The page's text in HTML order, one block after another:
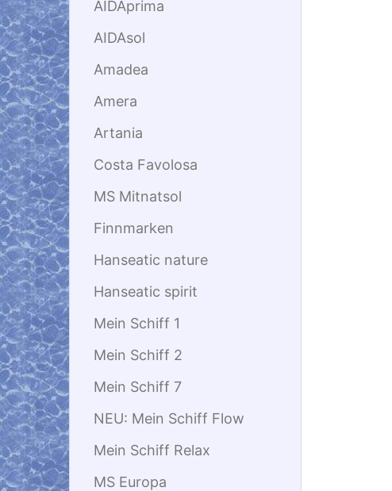
AIDAprima
AIDAsol
Amadea
Amera
Artania
Costa Favolosa
MS Mitnatsol
Finnmarken
Hanseatic nature
Hanseatic spirit
Mein Schiff 1
Mein Schiff 2
Mein Schiff 7
NEU: Mein Schiff Flow
Mein Schiff Relax
MS Europa